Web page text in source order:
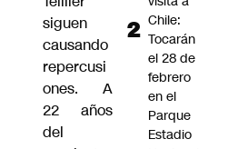
siguen
causando
repercusi
ones. A
22 años
del
Chile:
Tocarán
el 28 de
febrero
en el
Parque
Estadio